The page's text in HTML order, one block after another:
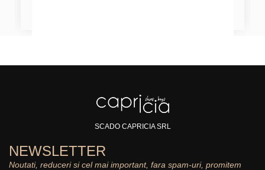
SCADO CAPRICIA SRL
NEWSLETTER
Noutati, reduceri si cel mai important, fara spam-uri, promitem